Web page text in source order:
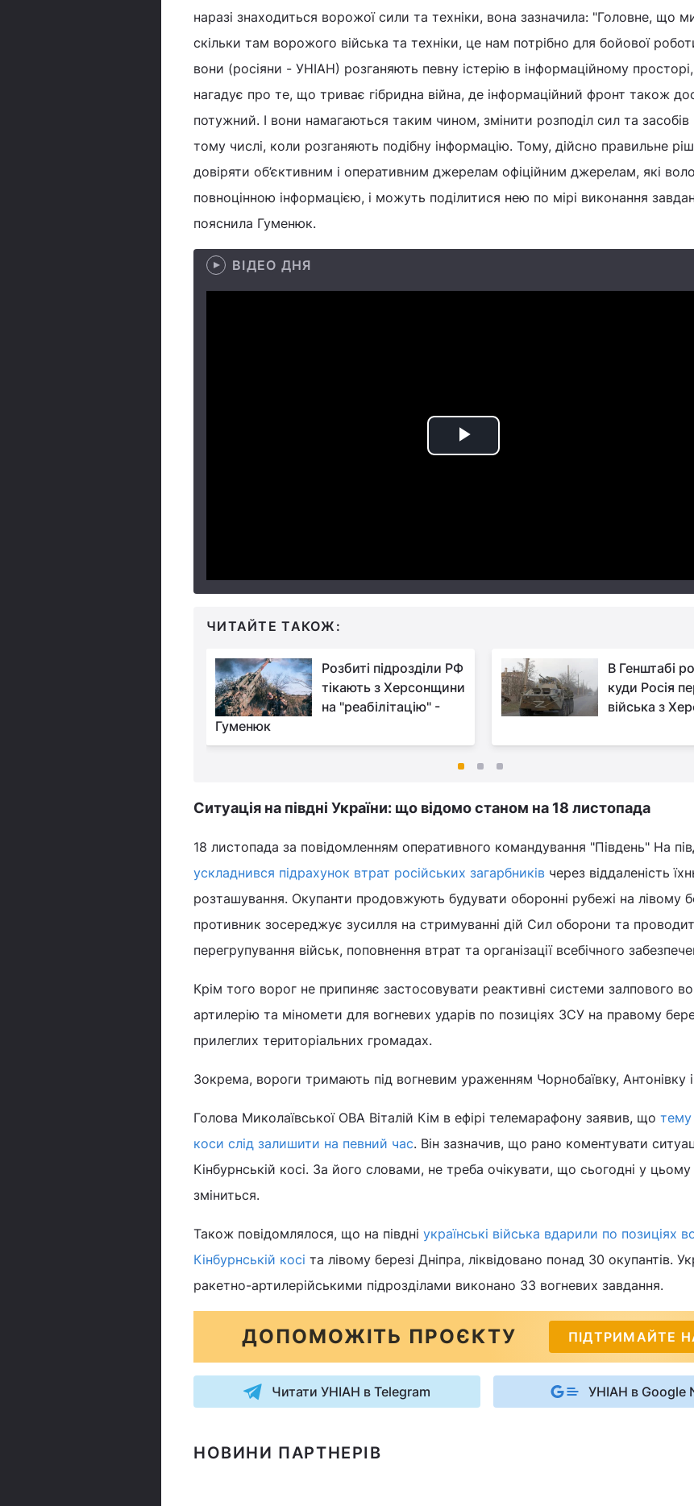
наразі знаходиться ворожої сили та техніки, вона зазначила: "Головне, що
скільки там ворожого війська та техніки, це нам потрібно для бойової
вони (росіяни - УНІАН) розганяють певну істерію в інформаційному
нагадує про те, що триває гібридна війна, де інформаційний фронт також
потужний. І вони намагаються таким чином, змінити розподіл сил та
тому числі, коли розганяють подібну інформацію. Тому, дійсно правильне
довіряти об’єктивним і оперативним джерелам офіційним джерелам, які
повноцінною інформацією, і можуть поділитися нею по мірі виконання
пояснила Гуменюк.
ВІДЕО ДНЯ
Play
ЧИТАЙТЕ ТАКОЖ:
Розбиті підрозділи РФ
тікають з Херсонщини
на "реабілітацію" -
Гуменюк
В Генштабі
куди Росія
війська з
Ситуація на півдні України: що відомо станом на 18 листопада
18 листопада за повідомленням оперативного командування "Південь" На
ускладнився підрахунок втрат російських загарбників через віддаленість
розташування. Окупанти продовжують будувати оборонні рубежі на лівому
противник зосереджує зусилля на стримуванні дій Сил оборони та
перегрупування військ, поповнення втрат та організації всебічного
Крім того ворог не припиняє застосовувати реактивні системи залпового
артилерію та міномети для вогневих ударів по позиціях ЗСУ на правому
прилеглих територіальних громадах.
Зокрема, вороги тримають під вогневим ураженням Чорнобаївку, Антонівку
Голова Миколаївської ОВА Віталій Кім в ефірі телемарафону заявив, що тему
коси слід залишити на певний час. Він зазначив, що рано коментувати
Кінбурнській косі. За його словами, не треба очікувати, що сьогодні у
зміниться.
Також повідомлялося, що на півдні українські війська вдарили по позиціях
Кінбурнській косі та лівому березі Дніпра, ліквідовано понад 30 окупантів.
ракетно-артилерійськими підрозділами виконано 33 вогневих завдання.
ДОПОМОЖІТЬ ПРОЄКТУ ПІДТРИМАЙТЕ
Читати УНІАН в Telegram УНІАН в Google
НОВИНИ ПАРТНЕРІВ